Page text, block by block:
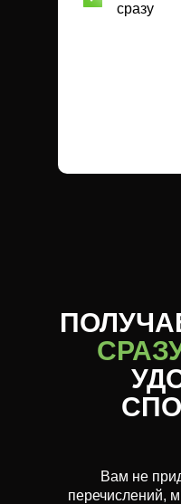
сразу
Вам не
перечислений,